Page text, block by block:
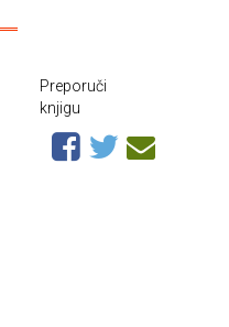
Preporuči
knjigu